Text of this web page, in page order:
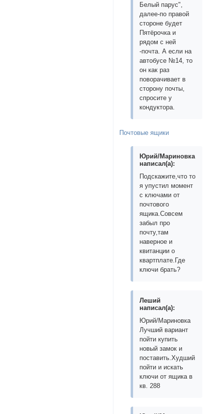
Белый парус",
далее-по правой
стороне будет
Пятёрочка и
рядом с ней
-почта. А если на
автобусе №14, то
он как раз
поворачивает в
сторону почты,
спросите у
кондуктора.
Почтовые ящики
Юрий/Мариновка
написал(а):
Подскажите,что то
я упустил момент
с ключами от
почтового
ящика.Совсем
забыл про
почту,там
наверное и
квитанции о
квартплате.Где
ключи брать?
Леший
написал(а):
Юрий/Мариновка
Лучший вариант
пойти купить
новый замок и
поставить.Худший
пойти и искать
ключи от ящика в
кв. 288